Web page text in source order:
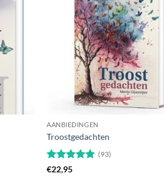
AANBIEDINGEN
Troostgedachten
Gewaardeerd
(93)
€22,95